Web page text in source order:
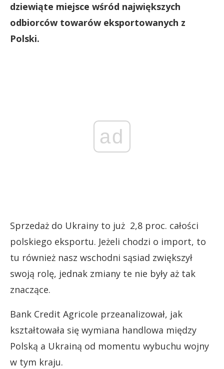
dziewiąte miejsce wśród największych
odbiorców towarów eksportowanych z
Polski.
ad
Sprzedaż do Ukrainy to już 2,8 proc. całości
polskiego eksportu. Jeżeli chodzi o import, to
tu również nasz wschodni sąsiad zwiększył
swoją rolę, jednak zmiany te nie były aż tak
znaczące.
Bank Credit Agricole przeanalizował, jak
kształtowała się wymiana handlowa między
Polską a Ukrainą od momentu wybuchu wojny
w tym kraju.